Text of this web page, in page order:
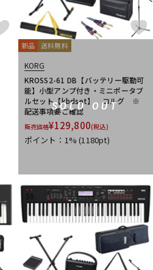
SOLD OUT
新品 送料無料
KORG
KROSS2-61 DB【バッテリー駆動可
能】小型アンプ付き・ミニポータブ
ルセット【kbdset】 コルグ ※
配送事項要ご確認
販売価格¥129,800(税込)
ポイント：1%(1180pt)